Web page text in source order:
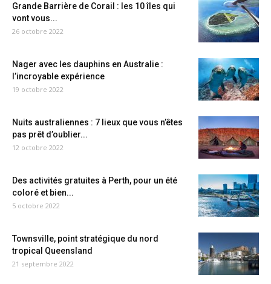
Grande Barrière de Corail : les 10 îles qui
vont vous...
26 octobre 2022
Nager avec les dauphins en Australie :
l’incroyable expérience
19 octobre 2022
Nuits australiennes : 7 lieux que vous n’êtes
pas prêt d’oublier...
12 octobre 2022
Des activités gratuites à Perth, pour un été
coloré et bien...
5 octobre 2022
Townsville, point stratégique du nord
tropical Queensland
21 septembre 2022